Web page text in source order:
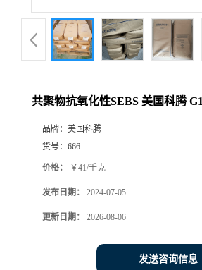
共聚物抗氧化性SEBS 美国科腾
品牌： 美国科腾
货号： 666
价格： ￥41/千克
发布日期： 2024-07-05
更新日期： 2026-08-06
发送咨询信息